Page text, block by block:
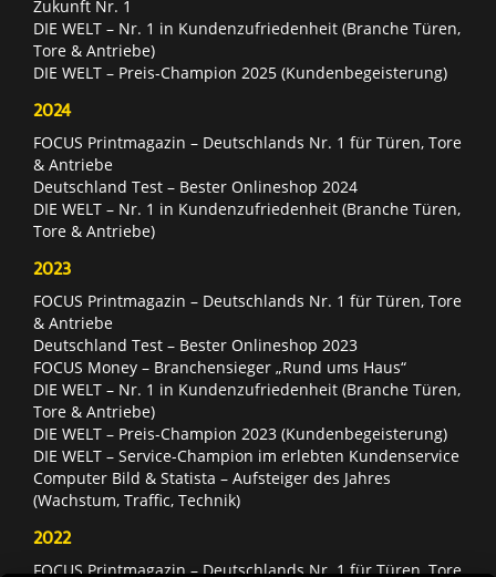
Zukunft Nr. 1
DIE WELT – Nr. 1 in Kundenzufriedenheit (Branche Türen,
Tore & Antriebe)
DIE WELT – Preis-Champion 2025 (Kundenbegeisterung)
2024
FOCUS Printmagazin – Deutschlands Nr. 1 für Türen, Tore
& Antriebe
Deutschland Test – Bester Onlineshop 2024
DIE WELT – Nr. 1 in Kundenzufriedenheit (Branche Türen,
Tore & Antriebe)
2023
FOCUS Printmagazin – Deutschlands Nr. 1 für Türen, Tore
& Antriebe
Deutschland Test – Bester Onlineshop 2023
FOCUS Money – Branchensieger „Rund ums Haus“
DIE WELT – Nr. 1 in Kundenzufriedenheit (Branche Türen,
Tore & Antriebe)
DIE WELT – Preis-Champion 2023 (Kundenbegeisterung)
DIE WELT – Service-Champion im erlebten Kundenservice
Computer Bild & Statista – Aufsteiger des Jahres
(Wachstum, Traffic, Technik)
2022
FOCUS Printmagazin – Deutschlands Nr. 1 für Türen, Tore